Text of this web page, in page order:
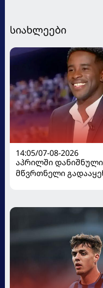
სიახლეები
14:05/07-08-2026
აპრილში
მწვრთნელი